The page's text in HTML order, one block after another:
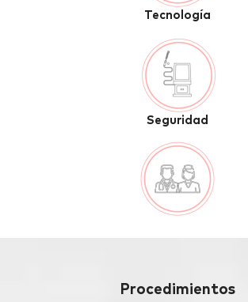
Tecnología
Seguridad
Procedimientos